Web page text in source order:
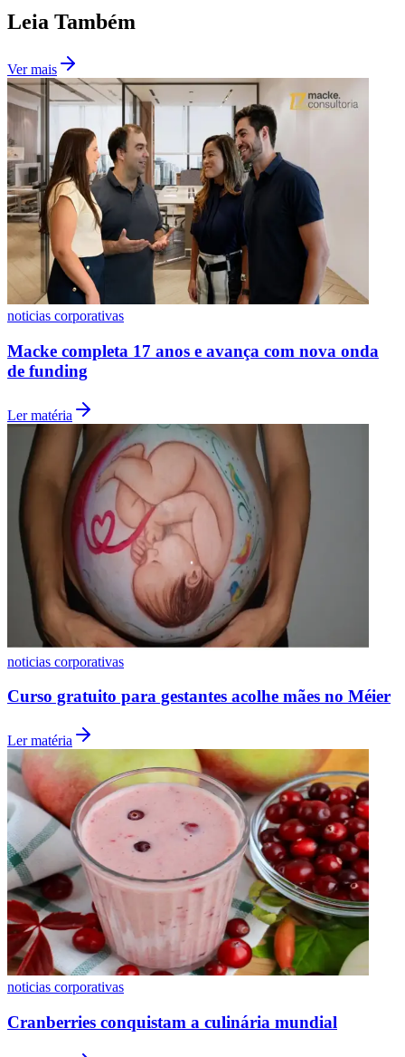
Botafogo
Grêmio
Leia Também
Ver mais
noticias corporativas
Macke completa 17 anos e avança com nova onda
de funding
Ler matéria
noticias corporativas
Curso gratuito para gestantes acolhe mães no Méier
Ler matéria
noticias corporativas
Cranberries conquistam a culinária mundial